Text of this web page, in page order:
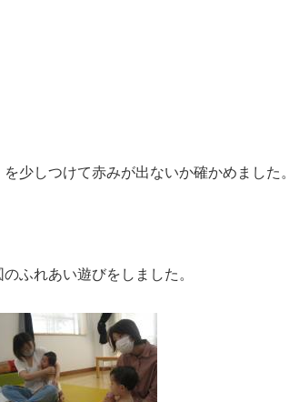
少しつけて赤みが出ないか確かめました。
ふれあい遊びをしました。